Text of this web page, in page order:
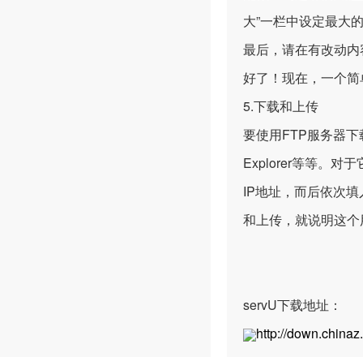
大”一栏中设定最大
最后，请在有改动
好了！现在，一个
5.下载和上传
要使用FTP服务器
Explorer等等。对于
IP地址，而后依次
和上传，就说明这
servU下载地址：
http://